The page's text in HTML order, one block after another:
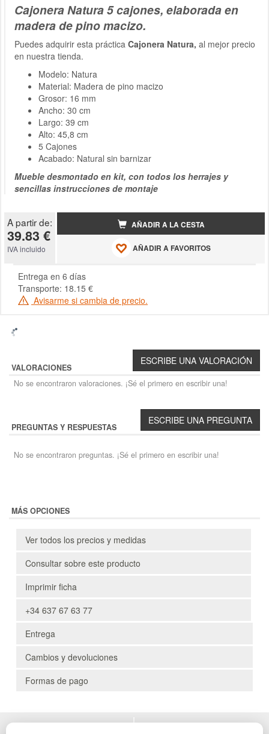
Cajonera Natura 5 cajones, elaborada en
madera de pino macizo.
Puedes adquirir esta práctica Cajonera Natura, al mejor precio
en nuestra tienda.
Modelo: Natura
Material: Madera de pino macizo
Grosor: 16 mm
Ancho: 30 cm
Largo: 39 cm
Alto: 45,8 cm
5 Cajones
Acabado: Natural sin barnizar
Mueble desmontado en kit, con todos los herrajes y
sencillas instrucciones de montaje
A partir de:
39.83 €
IVA incluido
AÑADIR A LA CESTA
AÑADIR A FAVORITOS
Entrega en 6 días
Transporte: 18.15 €
Avisarme si cambia de precio.
VALORACIONES
No se encontraron valoraciones. ¡Sé el primero en escribir una!
PREGUNTAS Y RESPUESTAS
No se encontraron preguntas. ¡Sé el primero en escribir una!
MÁS OPCIONES
Ver todos los precios y medidas
Consultar sobre este producto
Imprimir ficha
+34 637 67 63 77
Entrega
Cambios y devoluciones
Formas de pago